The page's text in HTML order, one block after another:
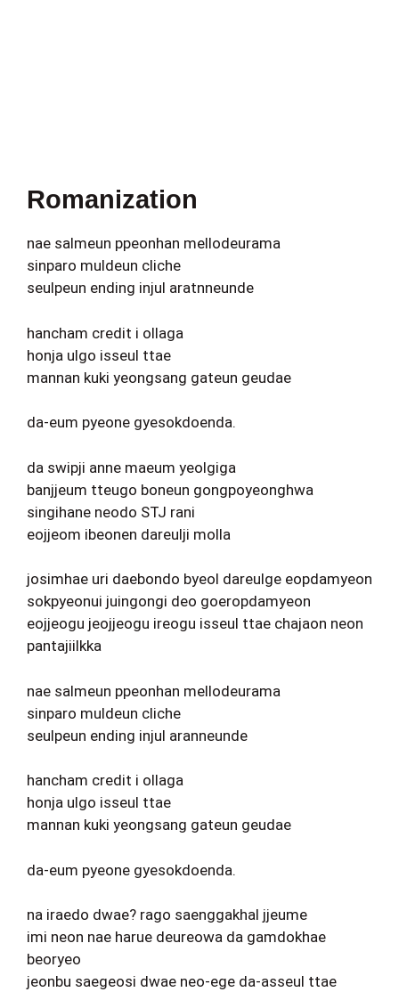
Romanization
nae salmeun ppeonhan mellodeurama
sinparo muldeun cliche
seulpeun ending injul aratnneunde
hancham credit i ollaga
honja ulgo isseul ttae
mannan kuki yeongsang gateun geudae
da-eum pyeone gyesokdoenda.
da swipji anne maeum yeolgiga
banjjeum tteugo boneun gongpoyeonghwa
singihane neodo STJ rani
eojjeom ibeonen dareulji molla
josimhae uri daebondo byeol dareulge eopdamyeon
sokpyeonui juingongi deo goeropdamyeon
eojjeogu jeojjeogu ireogu isseul ttae chajaon neon
pantajiilkka
nae salmeun ppeonhan mellodeurama
sinparo muldeun cliche
seulpeun ending injul aranneunde
hancham credit i ollaga
honja ulgo isseul ttae
mannan kuki yeongsang gateun geudae
da-eum pyeone gyesokdoenda.
na iraedo dwae? rago saenggakhal jjeume
imi neon nae harue deureowa da gamdokhae
beoryeo
jeonbu saegeosi dwae neo-ege da-asseul ttae